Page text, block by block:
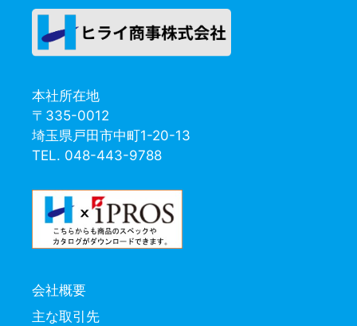
本社所在地
〒335-0012
埼玉県戸田市中町1-20-13
TEL. 048-443-9788
会社概要
主な取引先